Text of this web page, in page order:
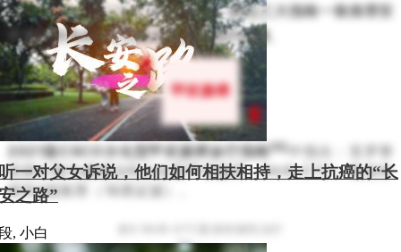
三线及以上治疗SCLC的适应证，因此三大指南一致推荐安
罗替尼作为SCLC三线及以上的治疗选择
甲状腺癌
2021版CSCO分化型甲状腺癌诊疗指南[6]中指出：安罗替
尼获分期为碘难治性分化型甲状腺癌（RAIR-DTC）复发转
移性Ⅱ级推荐（1B类证据）。
一对父女诉说，他们如何相扶相持，走上抗癌的“长
之路”
, 小白